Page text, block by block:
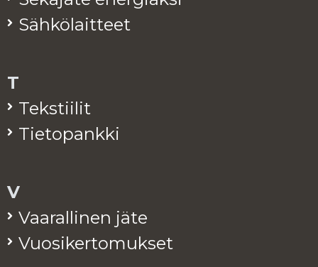
Säh­kö­lait­teet
T
Teks­tii­lit
Tie­to­pank­ki
V
Vaa­ral­li­nen jäte
Vuo­si­ker­to­muk­set